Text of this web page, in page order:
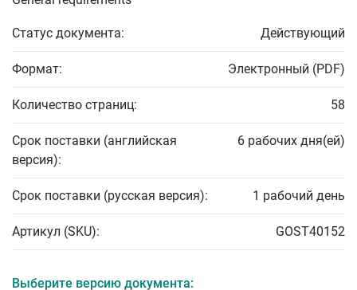
Статус документа: Действующий
Формат: Электронный (PDF)
Количество страниц: 58
Срок поставки (английская
версия):
6 рабочих дня(ей)
Срок поставки (русская версия): 1 рабочий день
Артикул (SKU): GOST40152
Выберите версию документа: